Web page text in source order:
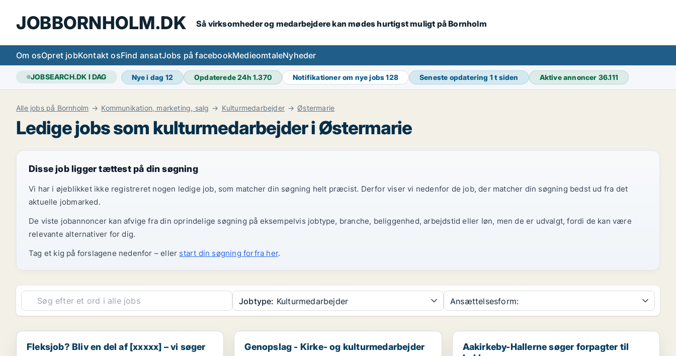
JOBBORNHOLM.DK Så virksomheder og medarbejdere kan mødes hurtigst muligt på Bornholm
Om osOpret jobKontakt osFind ansatJobs på facebookMedieomtaleNyheder
JOBSEARCH.DK I DAG Nye i dag 12 Opdaterede 24h1.370 Notifikationer om nye jobs128 Seneste opdatering 1 t siden Aktive annoncer 36.111
Alle jobs på Bornholm Kommunikation, marketing, salg Kulturmedarbejder Østermarie
Ledige jobs som kulturmedarbejder i Østermarie
Disse job ligger tættest på din søgning
Vi har i øjeblikket ikke registreret nogen ledige job, som matcher din søgning helt præcist. Derfor viser vi nedenfor de job, der matcher din søgning bedst ud fra det
aktuelle jobmarked.
De viste jobannoncer kan afvige fra din oprindelige søgning på eksempelvis jobtype, branche, beliggenhed, arbejdstid eller løn, men de er udvalgt, fordi de kan være
relevante alternativer for dig.
Tag et kig på forslagene nedenfor – eller start din søgning forfra her.
Jobtype: Kulturmedarbejder Ansættelsesform:
Fleksjob? Bliv en del af [xxxxx] – vi søger rengør...
Fleksjob? Bliv en del af [xxxxx] – vi søger
Genopslag - Kirke- og kulturmedarbejder søges
Genopslag - Kirke- og kulturmedarbejder
Aakirkeby-Hallerne søger forpagter til køkken og c...
Aakirkeby-Hallerne søger forpagter til